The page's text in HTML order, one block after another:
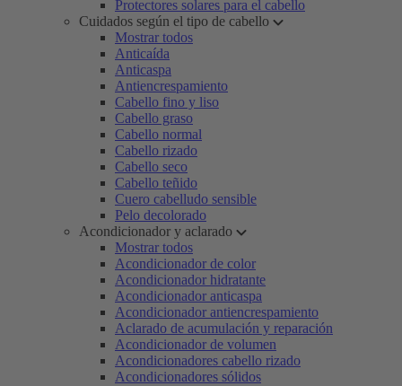
Protectores solares para el cabello
Cuidados según el tipo de cabello
Mostrar todos
Anticaída
Anticaspa
Antiencrespamiento
Cabello fino y liso
Cabello graso
Cabello normal
Cabello rizado
Cabello seco
Cabello teñido
Cuero cabelludo sensible
Pelo decolorado
Acondicionador y aclarado
Mostrar todos
Acondicionador de color
Acondicionador hidratante
Acondicionador anticaspa
Acondicionador antiencrespamiento
Aclarado de acumulación y reparación
Acondicionador de volumen
Acondicionadores cabello rizado
Acondicionadores sólidos